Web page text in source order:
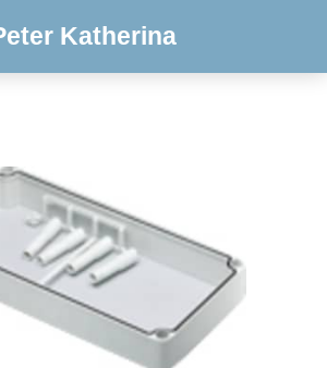
Katherina